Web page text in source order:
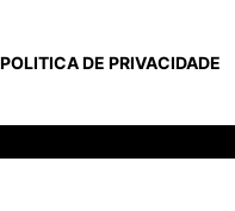
POLITICA DE PRIVACIDADE